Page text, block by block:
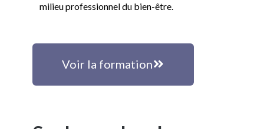
milieu professionnel du bien-être.
Voir la formation